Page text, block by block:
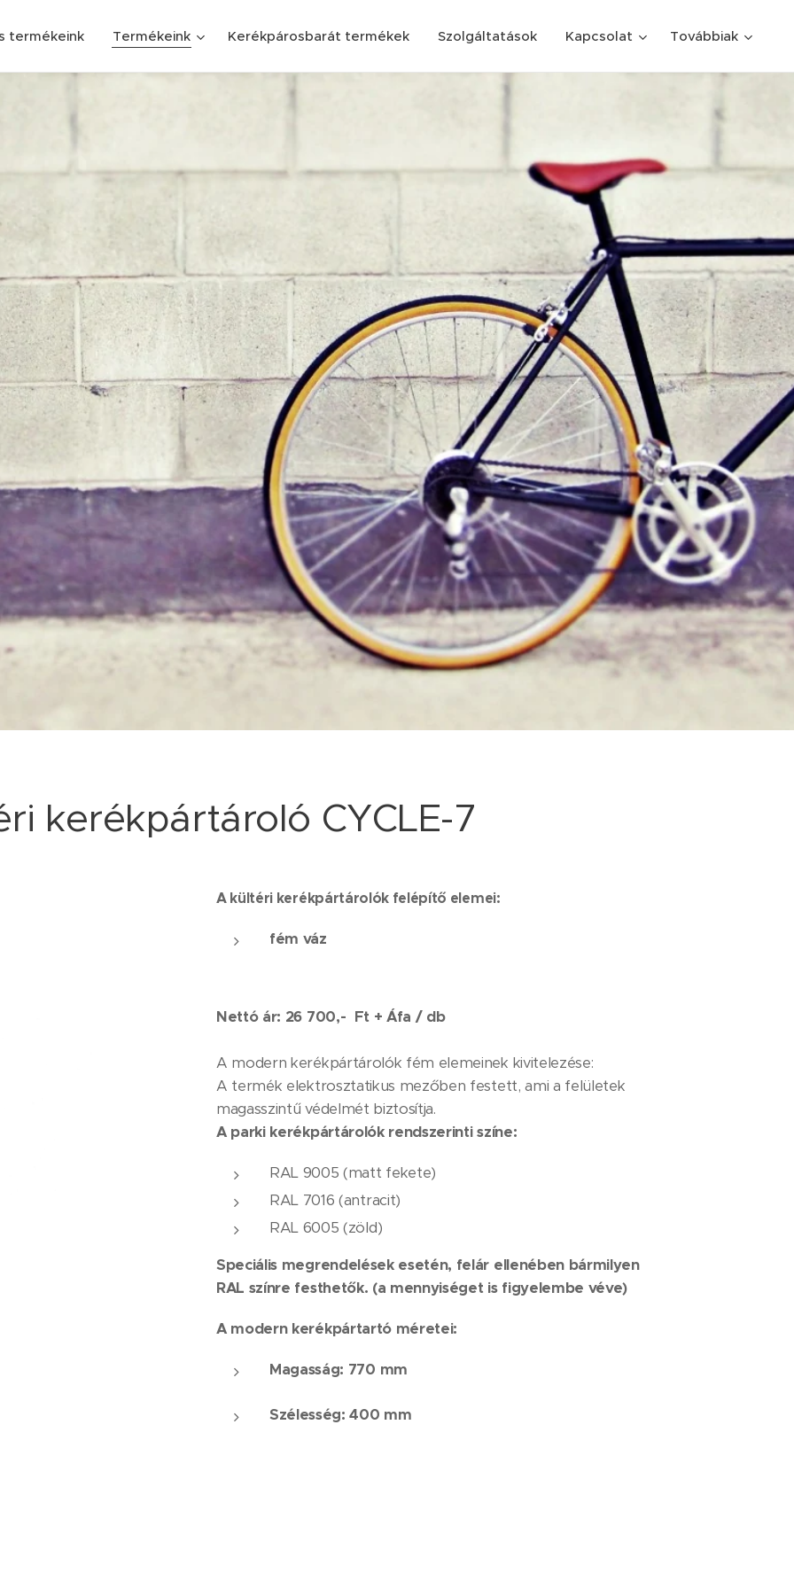
termékeink Termékeink Kerékpárosbarát termékek Szolgáltatások Kapcsolat Továbbiak
kerékpártároló CYCLE-7
A kültéri kerékpártárolók felépítő elemei:
fém váz
Nettó ár: 26 700,- Ft + Áfa / db
A modern kerékpártárolók fém elemeinek kivitelezése:
A termék elektrosztatikus mezőben festett, ami a felületek
magasszintű védelmét biztosítja.
A parki kerékpártárolók rendszerinti színe:
RAL 9005 (matt fekete)
RAL 7016 (antracit)
RAL 6005 (zöld)
Speciális megrendelések esetén, felár ellenében bármilyen
RAL színre festhetők. (a mennyiséget is figyelembe véve)
A modern kerékpártartó méretei:
Magasság: 770 mm
Szélesség: 400 mm